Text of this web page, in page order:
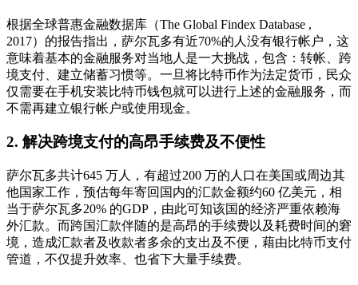
根据全球普惠金融数据库（The Global Findex Database ,
2017）的报告指出，萨尔瓦多有近70%的人没有银行帐户，这
意味着基本的金融服务对当地人是一大挑战，包含：转帐、跨
境支付、建立储蓄习惯等。一旦将比特币作为法定货币，民众
仅需要在手机安装比特币钱包就可以进行上述的金融服务，而
不需再建立银行帐户或使用现金。
2. 解决跨境支付的高昂手续费及不便性
萨尔瓦多共计645 万人，有超过200 万的人口在美国或周边其
他国家工作，预估每年寄回国内的汇款金额约60 亿美元，相
当于萨尔瓦多20% 的GDP，由此可知该国的经济严重依赖海
外汇款。而跨国汇款伴随的是高昂的手续费以及耗费时间的窘
境，造成汇款者及收款者多余的支出及不便，藉由比特币支付
管道，不仅提升效率、也省下大量手续费。